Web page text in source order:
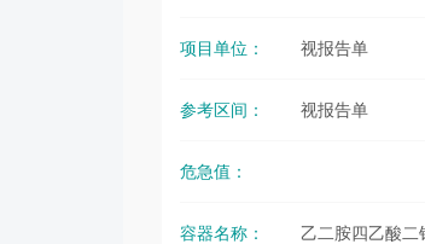
项目单位： 视报告单
参考区间： 视报告单
危急值：
容器名称： 乙二胺四乙酸二